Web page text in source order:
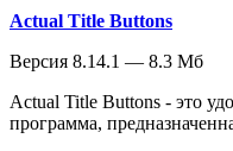
Actual Title Buttons
Версия 8.14.1 — 8.3 Мб
Actual Title Buttons - это
программа,